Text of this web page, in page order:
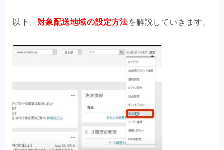
以下、 対象配送地域の設定方法を解説していきます。